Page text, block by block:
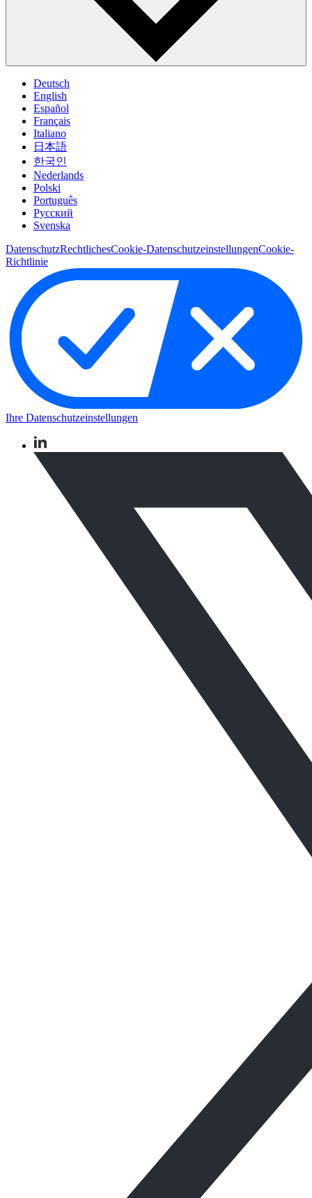
Deutsch
English
Español
Français
Italiano
日本語
한국인
Nederlands
Polski
Português
Pусский
Svenska
DatenschutzRechtlichesCookie-DatenschutzeinstellungenCookie-
Richtlinie
Ihre Datenschutzeinstellungen